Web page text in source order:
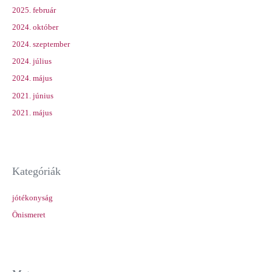
2025. február
2024. október
2024. szeptember
2024. július
2024. május
2021. június
2021. május
Kategóriák
jótékonyság
Önismeret